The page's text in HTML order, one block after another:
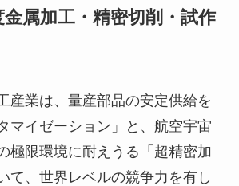
属加工・精密切削・試作
産業は、量産部品の安定供給を
マイゼーション」と、航空宇宙
極限環境に耐えうる「超精密加
て、世界レベルの競争力を有し